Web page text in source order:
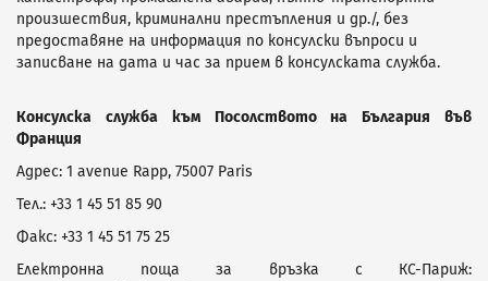
произшествия, криминални престъпления и др./, без
предоставяне на информация по консулски въпроси и
записване на дата и час за прием в консулската служба.
Консулска служба към Посолството на България във
Франция
Адрес: 1 avenue Rapp, 75007 Paris
Тел.: +33 1 45 51 85 90
Факс: +33 1 45 51 75 25
Електронна поща за връзка с КС-Париж: